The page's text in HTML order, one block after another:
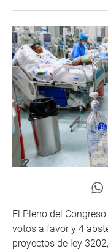
El Pleno del
votos a favor y 4
proyectos de ley